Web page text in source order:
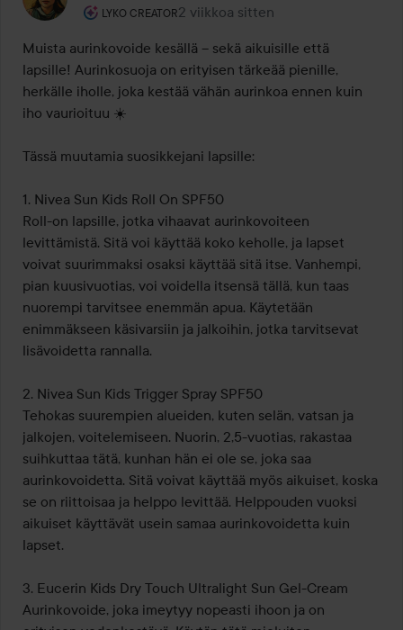
LYKO CREATOR
Käyttäjän rooli: Lyko Creator.
2 viikkoa sitten
Viesti luotiin 2 viikkoa sitten
Muista aurinkovoide kesällä – sekä aikuisille että
lapsille! Aurinkosuoja on erityisen tärkeää pienille,
herkälle iholle, joka kestää vähän aurinkoa ennen kuin
iho vaurioituu ☀️
Tässä muutamia suosikkejani lapsille:
1. Nivea Sun Kids Roll On SPF50
Roll-on lapsille, jotka vihaavat aurinkovoiteen
levittämistä. Sitä voi käyttää koko keholle, ja lapset
voivat suurimmaksi osaksi käyttää sitä itse. Vanhempi,
pian kuusivuotias, voi voidella itsensä tällä, kun taas
nuorempi tarvitsee enemmän apua. Käytetään
enimmäkseen käsivarsiin ja jalkoihin, jotka tarvitsevat
lisävoidetta rannalla.
2. Nivea Sun Kids Trigger Spray SPF50
Tehokas suurempien alueiden, kuten selän, vatsan ja
jalkojen, voitelemiseen. Nuorin, 2,5-vuotias, rakastaa
suihkuttaa tätä, kunhan hän ei ole se, joka saa
aurinkovoidetta. Sitä voivat käyttää myös aikuiset, koska
se on riittoisaa ja helppo levittää. Helppouden vuoksi
aikuiset käyttävät usein samaa aurinkovoidetta kuin
lapset.
3. Eucerin Kids Dry Touch Ultralight Sun Gel-Cream
Aurinkovoide, joka imeytyy nopeasti ihoon ja on